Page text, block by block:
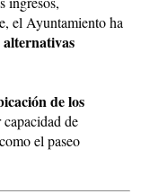
el Ayuntamiento ha
de los
de
el paseo